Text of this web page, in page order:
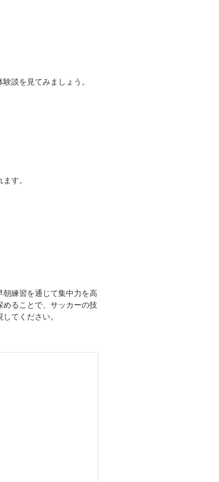
談を見てみましょう。
す。
練習を通じて集中力を高
ることで、サッカーの技
てください。